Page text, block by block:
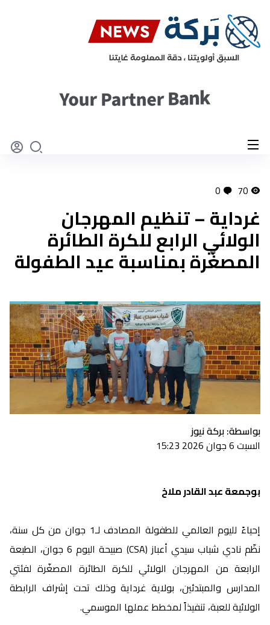
70
0
غرداية – تنظيم المهرجان
الولائي الرابع للكرة الطائرة
المصغّرة بمناسبة عيد الطفولة
بواسطة: بركة نيوز
السبت 6 جوان 2026 15:23
بوجمعة عبد القادر ملاخ
إحياءً لليوم العالمي للطفولة المصادف لـ1 جوان من كل سنة،
نظّم نادي شباب سيدي أعباز (CSA) صبيحة اليوم 6 جوان، الطبعة
الرابعة من المهرجان الولائي للكرة الطائرة المصغّرة لفئتي
المدارس والمبتدئين، بولاية غرداية وذلك تحت إشراف الرابطة
الولائية للعبة، تنفيذاً لمخطط عملها الموسمي.